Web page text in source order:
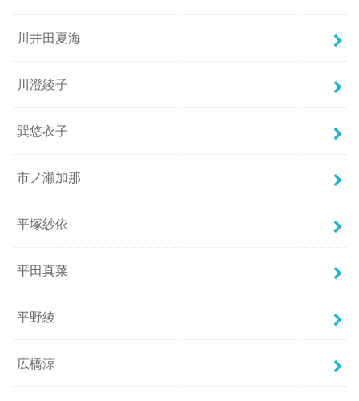
川井田夏海
川澄綾子
巽悠衣子
市ノ瀬加那
平塚紗依
平田真菜
平野綾
広橋涼